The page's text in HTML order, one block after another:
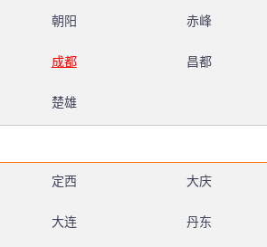
朝阳 赤峰
成都 昌都
楚雄
定西 大庆
大连 丹东